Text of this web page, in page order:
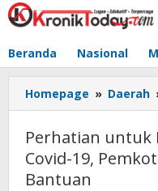
Lewati
ke
Beranda Nasional
Homepage » Daerah
Perhatian untuk
Covid-19,
Bantuan